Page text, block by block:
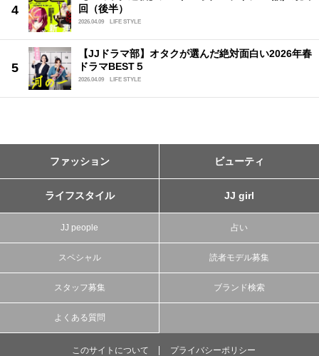
回（後半）
2026.04.09 LIFE STYLE
【JJドラマ部】オタクが選んだ絶対面白い2026年春
ドラマBEST５
2026.04.09 LIFE STYLE
ファッション ビューティ
ライフスタイル JJ girl
JJ people 占い
スペシャル 読者モデル募集
スタッフ募集 ブランド検索
よくある質問
このサイトについて
プライバシーポリシー